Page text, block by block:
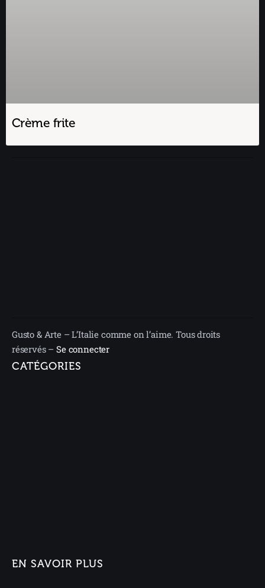
Crème frite
Gusto & Arte – L’Italie comme on l’aime. Tous droits
réservés –Se connecter
CATÉGORIES
EN SAVOIR PLUS